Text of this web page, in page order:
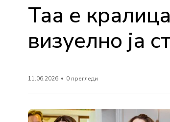
Таа е
визуелно ја
11.06.2026 0 прегледи